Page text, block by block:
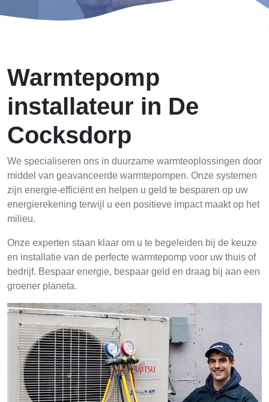
Warmtepomp
installateur in De
Cocksdorp
We specialiseren ons in duurzame warmteoplossingen door
middel van geavanceerde warmtepompen. Onze systemen
zijn energie-efficiënt en helpen u geld te besparen op uw
energierekening terwijl u een positieve impact maakt op het
milieu.
Onze experten staan klaar om u te begeleiden bij de keuze
en installatie van de perfecte warmtepomp voor uw thuis of
bedrijf. Bespaar energie, bespaar geld en draag bij aan een
groener planeta.